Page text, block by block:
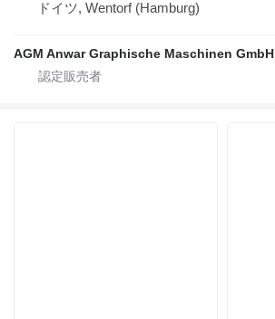
ドイツ, Wentorf (Hamburg)
AGM Anwar Graphische Maschinen GmbH